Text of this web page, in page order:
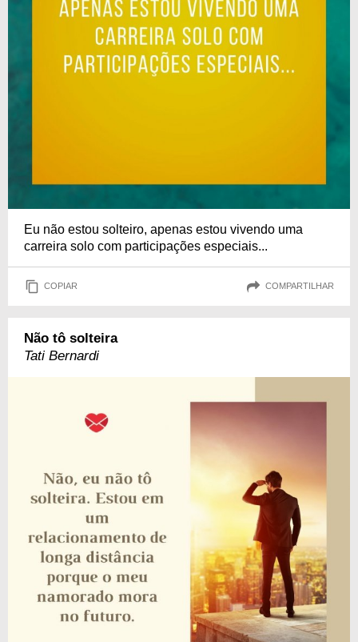
Eu não estou solteiro, apenas estou vivendo uma
carreira solo com participações especiais...
COPIAR COMPARTILHAR
Não tô solteira
Tati Bernardi